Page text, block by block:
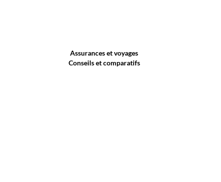
Assurances et voyages
Conseils et comparatifs